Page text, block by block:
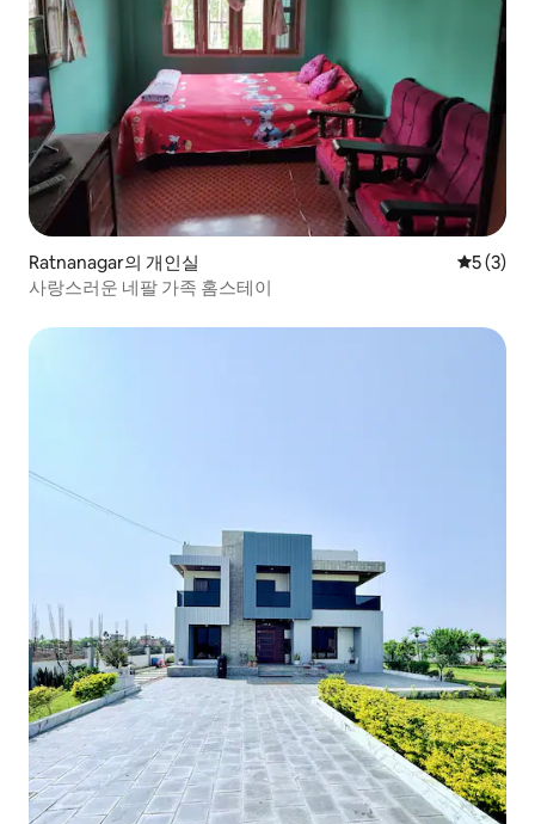
Ratnanagar의 개인실 평점 5점
5 (3)
사랑스러운 네팔 가족 홈스테이